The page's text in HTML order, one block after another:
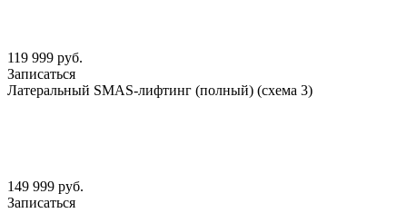
119 999 руб.
Записаться
Латеральный SMАS-лифтинг (полный) (схема 3)
149 999 руб.
Записаться